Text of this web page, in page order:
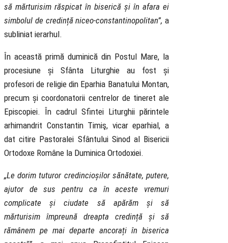
să mărturisim răspicat în biserică și în afara ei
simbolul de credință niceo-constantinopolitan”, a
subliniat ierarhul.
În această primă duminică din Postul Mare, la
procesiune și Sfânta Liturghie au fost și
profesori de religie din Eparhia Banatului Montan,
precum și coordonatorii centrelor de tineret ale
Episcopiei. În cadrul Sfintei Liturghii părintele
arhimandrit Constantin Timiş, vicar eparhial, a
dat citire Pastoralei Sfântului Sinod al Bisericii
Ortodoxe Române la Duminica Ortodoxiei.
„Le dorim tuturor credincioșilor sănătate, putere,
ajutor de sus pentru ca în aceste vremuri
complicate și ciudate să apărăm și să
mărturisim împreună dreapta credință și să
rămânem pe mai departe ancorați în biserica